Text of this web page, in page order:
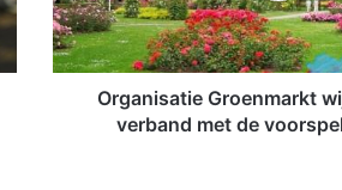
s
a
t
Organisatie Groenmarkt
verband met de